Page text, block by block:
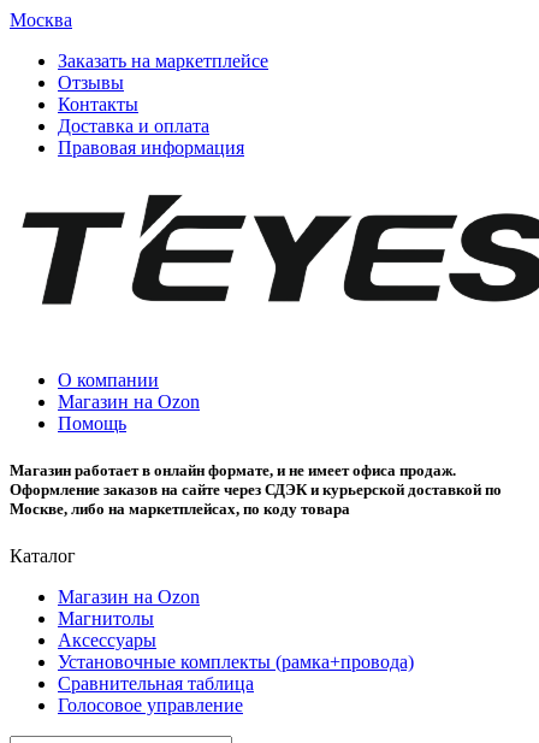
Москва
Заказать на маркетплейсе
Отзывы
Контакты
Доставка и оплата
Правовая информация
О компании
Магазин на Ozon
Помощь
Магазин работает в онлайн формате, и не имеет офиса продаж.
Оформление заказов на сайте через СДЭК и курьерской доставкой по
Москве, либо на маркетплейсах, по коду товара
Каталог
Магазин на Ozon
Магнитолы
Аксессуары
Установочные комплекты (рамка+провода)
Сравнительная таблица
Голосовое управление